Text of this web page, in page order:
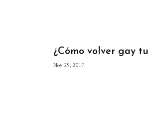
¿Cómo volver gay
Nov 29, 2017